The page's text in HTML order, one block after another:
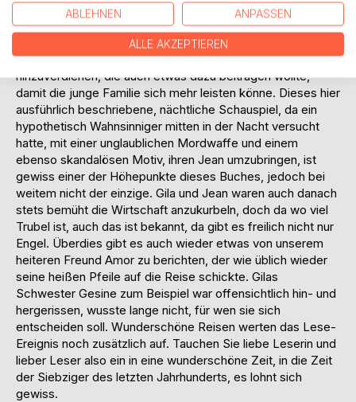
sich tief in der Verantwortung, denn ihrem Drängen gemäß
hatten die beiden eine Gastwirtschaft gepachtet und dort,
das weiß man aus der Geschichte, lauern bisweilen völlig
unerwünschte Gefahren. Sie war es, die auch etwas
hinzuverdienen, die auch etwas dazu beitragen wollte,
damit die junge Familie sich mehr leisten könne. Dieses hier
ausführlich beschriebene, nächtliche Schauspiel, da ein
hypothetisch Wahnsinniger mitten in der Nacht versucht
hatte, mit einer unglaublichen Mordwaffe und einem
ebenso skandalösen Motiv, ihren Jean umzubringen, ist
gewiss einer der Höhepunkte dieses Buches, jedoch bei
weitem nicht der einzige. Gila und Jean waren auch danach
stets bemüht die Wirtschaft anzukurbeln, doch da wo viel
Trubel ist, auch das ist bekannt, da gibt es freilich nicht nur
Engel. Überdies gibt es auch wieder etwas von unserem
heiteren Freund Amor zu berichten, der wie üblich wieder
seine heißen Pfeile auf die Reise schickte. Gilas
Schwester Gesine zum Beispiel war offensichtlich hin- und
hergerissen, wusste lange nicht, für wen sie sich
entscheiden soll. Wunderschöne Reisen werten das Lese-
Ereignis noch zusätzlich auf. Tauchen Sie liebe Leserin und
lieber Leser also ein in eine wunderschöne Zeit, in die Zeit
der Siebziger des letzten Jahrhunderts, es lohnt sich
gewiss.
ABLEHNEN ANPASSEN
ALLE AKZEPTIEREN